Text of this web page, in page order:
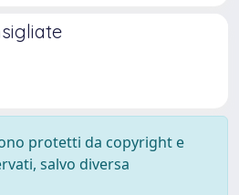
protetti da copyright e
salvo diversa